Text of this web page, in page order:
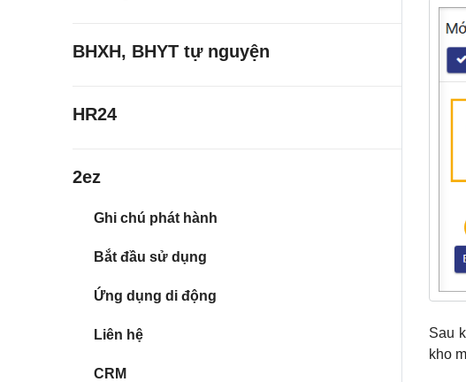
BHXH, BHYT tự nguyện
HR24
2ez
Ghi chú phát hành
Bắt đầu sử dụng
Ứng dụng di động
Liên hệ
CRM
Sau
kho